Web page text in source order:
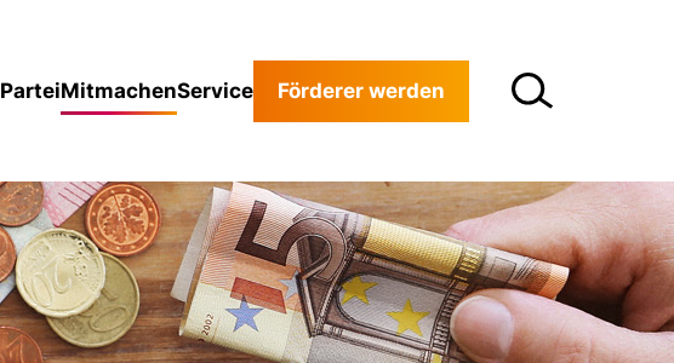
ParteiMitmachenService Förderer werden